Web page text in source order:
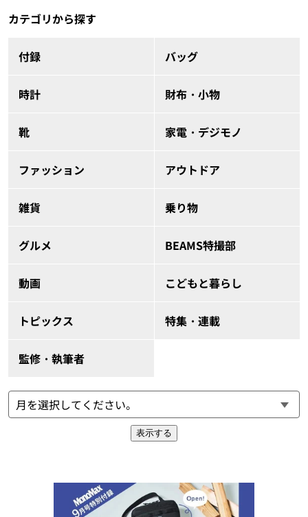
カテゴリから探す
付録 バッグ
時計 財布・小物
靴 家電・デジモノ
ファッション アウトドア
雑貨 乗り物
グルメ BEAMS特撮部
動画 こどもと暮らし
トピックス 特集・連載
監修・執筆者
表示する